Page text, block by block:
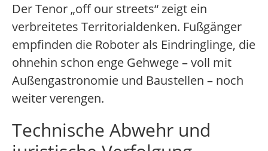
Der Tenor „off our streets“ zeigt ein
verbreitetes Territorialdenken. Fußgänger
empfinden die Roboter als Eindringlinge, die
ohnehin schon enge Gehwege – voll mit
Außengastronomie und Baustellen – noch
weiter verengen.
Technische Abwehr und